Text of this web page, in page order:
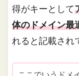
得がキーとして
体のドメイン最
れると記載され